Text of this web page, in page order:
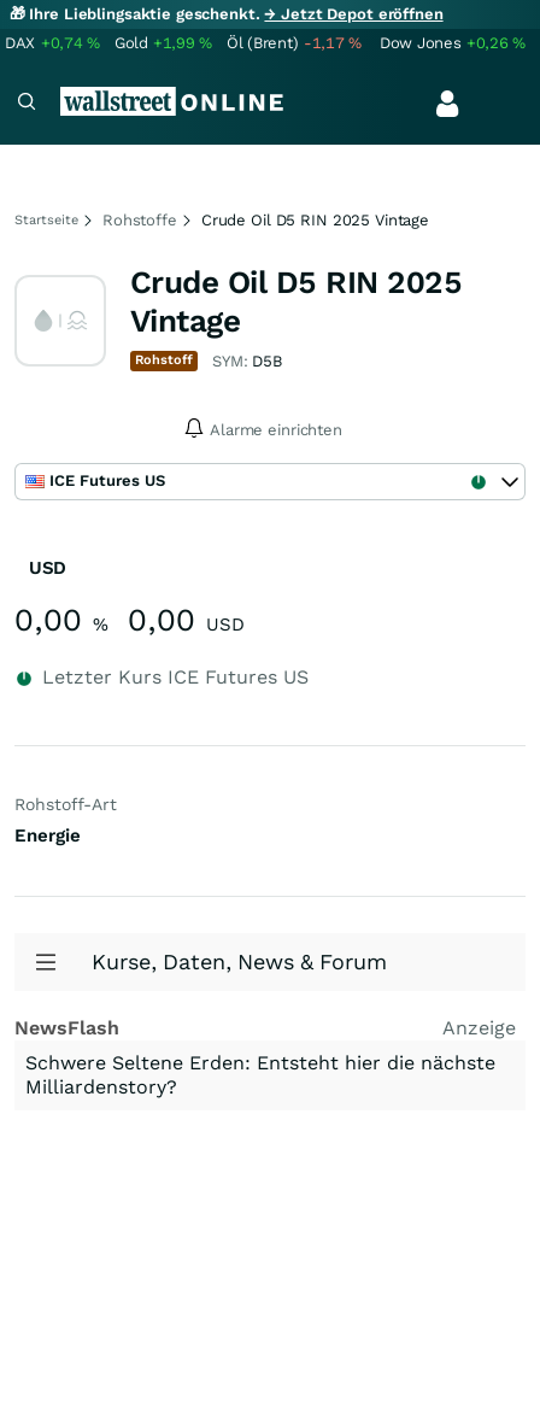
🎁 Ihre Lieblingsaktie geschenkt.→ Jetzt Depot eröffnen
DAX +0,74% Gold +1,99% Öl (Brent) -1,17% Dow Jones +0,26%
Startseite Rohstoffe Crude Oil D5 RIN 2025 Vintage
Crude Oil D5 RIN 2025
Vintage
Rohstoff SYM: D5B
Alarme einrichten
ICE Futures US
USD
0,00 % 0,00 USD
Letzter Kurs ICE Futures US
Rohstoff-Art
Energie
Kurse, Daten, News & Forum
NewsFlash
Anzeige
Schwere Seltene Erden: Entsteht hier die nächste
Milliardenstory?